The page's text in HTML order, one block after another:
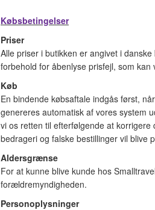
Købsbetingelser
Priser
Alle priser i butikken er angivet i
forbehold for åbenlyse prisfejl, som
Køb
En bindende købsaftale indgås først,
genereres automatisk af vores system
vi os retten til efterfølgende at korrigere
bedrageri og falske bestillinger vil blive
Aldersgrænse
For at kunne blive kunde hos
forældremyndigheden.
Personoplysninger